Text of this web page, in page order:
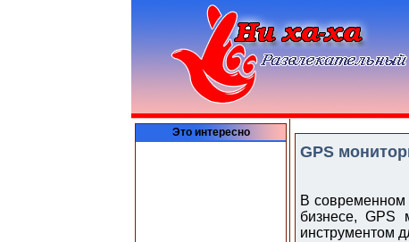
Это интересно
GPS
В современном
бизнесе, GPS
инструментом